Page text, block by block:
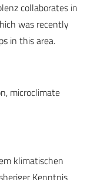
collaborates in
was recently
in this area.
microclimate
klimatischen
Kenntnis